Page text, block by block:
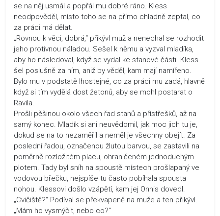
se na něj usmál a popřál mu dobré ráno. Kless
neodpověděl, místo toho se na přímo chladně zeptal, co
za práci má dělat.
„Rovnou k věci, dobrá,“ přikývl muž a nenechal se rozhodit
jeho protivnou náladou. Sešel k němu a vyzval mladíka,
aby ho následoval, když se vydal ke stanové části. Kless
šel poslušně za ním, aniž by věděl, kam mají namířeno.
Bylo mu v podstatě lhostejné, co za práci mu zadá, hlavně
když si tím vydělá dost žetonů, aby se mohl postarat o
Ravila.
Prošli pěšinou okolo všech řad stanů a přístřešků, až na
samý konec. Mladík si ani neuvědomil, jak moc jich tu je,
dokud se na to nezaměřil a neměl je všechny obejít. Za
poslední řadou, označenou žlutou barvou, se zastavili na
poměrně rozložitém placu, ohraničeném jednoduchým
plotem. Tady byl sníh na spoustě místech prošlapaný ve
vodovou břečku, nejspíše tu často pobíhala spousta
nohou. Klessovi došlo vzápětí, kam jej Onnis dovedl.
„Cvičiště?“ Podíval se překvapeně na muže a ten přikývl.
„Mám ho vysmýčit, nebo co?“